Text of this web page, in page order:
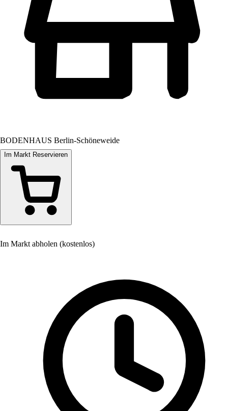
BODENHAUS Berlin-Schöneweide
Im Markt Reservieren
Im Markt abholen (kostenlos)